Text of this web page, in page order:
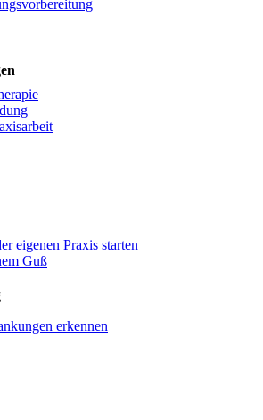
eigenen Praxis starten
Guß
erkennen